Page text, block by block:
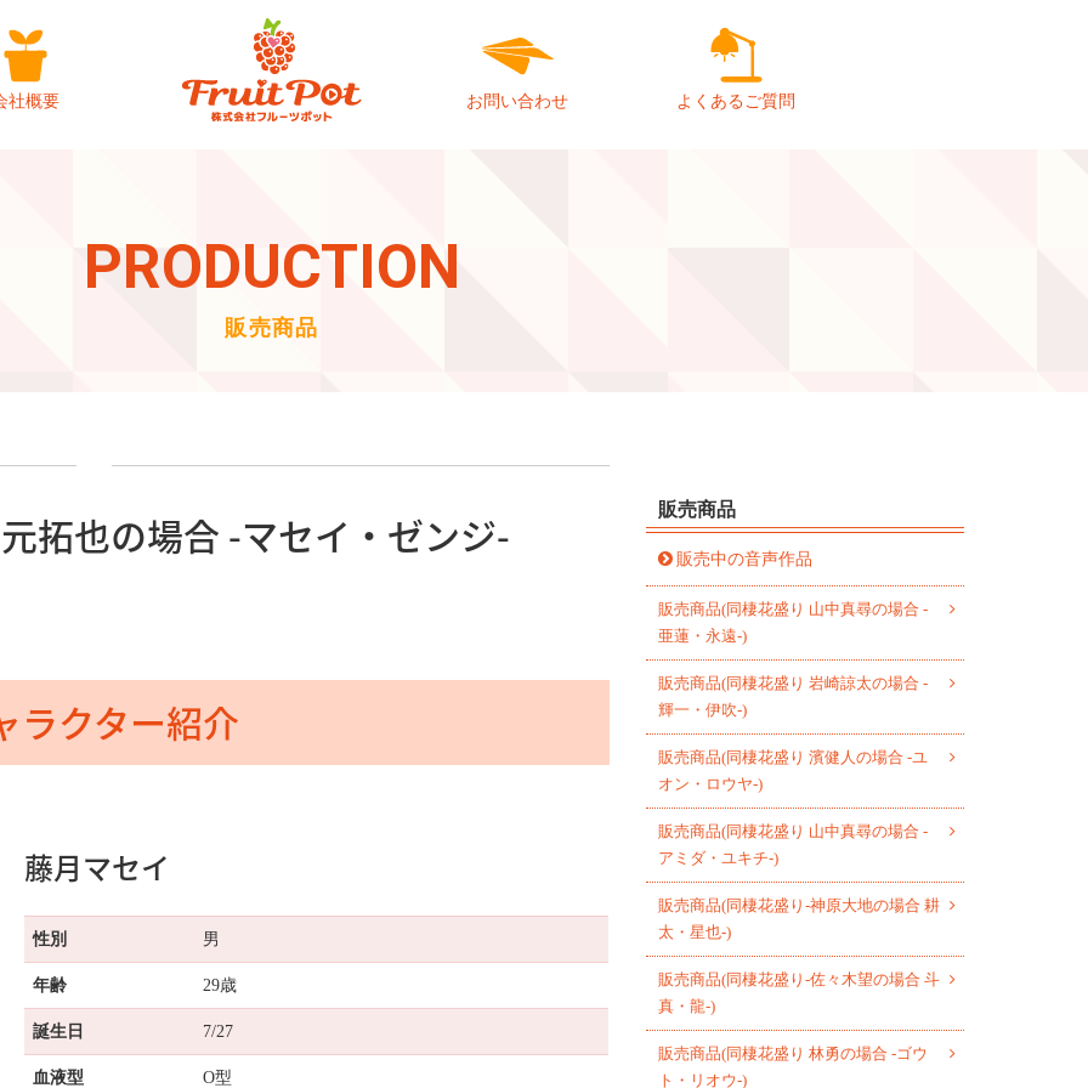
社概要 お問い合わせ よくあるご質問
PRODUCTION
販売商品
販売商品
販売中の音声作品
販売商品(同棲花盛り 山中真尋の場合 -
亜蓮・永遠-)
販売商品(同棲花盛り 岩崎諒太の場合 -
輝一・伊吹-)
販売商品(同棲花盛り 濱健人の場合 -ユ
オン・ロウヤ-)
販売商品(同棲花盛り 山中真尋の場合 -
アミダ・ユキチ-)
販売商品(同棲花盛り-神原大地の場合 耕
太・星也-)
販売商品(同棲花盛り-佐々木望の場合 斗
真・龍-)
販売商品(同棲花盛り 林勇の場合 -ゴウ
ト・リオウ-)
拓也の場合 -マセイ・ゼンジ-
ラクター紹介
藤月マセイ
性別 男
年齢 29歳
誕生日 7/27
血液型 O型